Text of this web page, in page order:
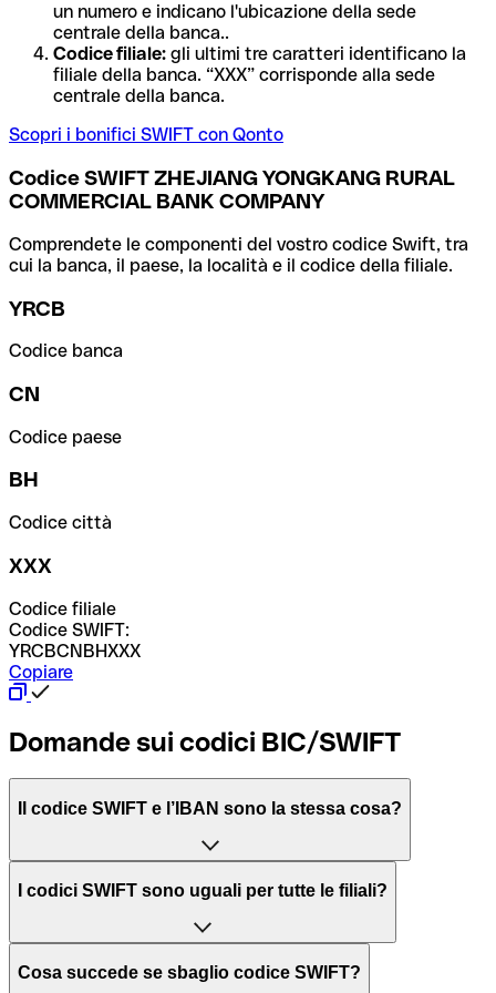
un numero e indicano l'ubicazione della sede
centrale della banca..
Codice filiale: gli ultimi tre caratteri identificano la
filiale della banca. “XXX” corrisponde alla sede
centrale della banca.
Scopri i bonifici SWIFT con Qonto
Codice SWIFT ZHEJIANG YONGKANG RURAL
COMMERCIAL BANK COMPANY
Comprendete le componenti del vostro codice Swift, tra
cui la banca, il paese, la località e il codice della filiale.
YRCB
Codice banca
CN
Codice paese
BH
Codice città
XXX
Codice filiale
Codice SWIFT:
YRCBCNBHXXX
Copiare
Domande sui codici BIC/SWIFT
Il codice SWIFT e l’IBAN sono la stessa cosa?
L'acronimo SWIFT sta per “Society for Worldwide
per l’elaborazione dei pagamenti tra diversi Paesi.
I codici SWIFT sono uguali per tutte le filiali?
Dipende dalle banche. In alcuni casi le banche utilizzano
Cosa succede se sbaglio codice SWIFT?